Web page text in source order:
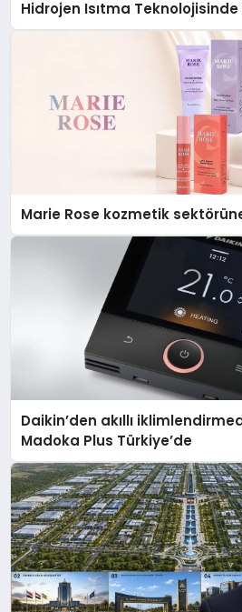
Hidrojen Isıtma Teknolojisinde
Düzenleyici Onaylarını Aldı
Marie Rose kozmetik
Daikin’den akıllı
Madoka Plus Türkiye’de